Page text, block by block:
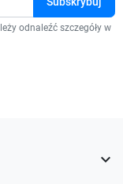
odnaleźć szczegóły w
